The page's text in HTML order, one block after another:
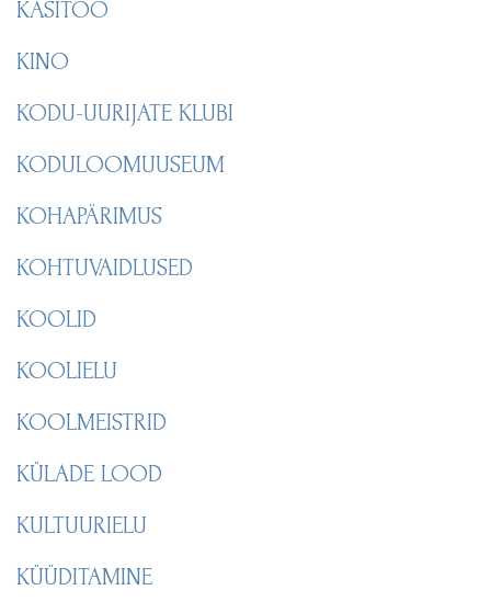
KÄSITÖÖ
KINO
KODU-UURIJATE KLUBI
KODULOOMUUSEUM
KOHAPÄRIMUS
KOHTUVAIDLUSED
KOOLID
KOOLIELU
KOOLMEISTRID
KÜLADE LOOD
KULTUURIELU
KÜÜDITAMINE